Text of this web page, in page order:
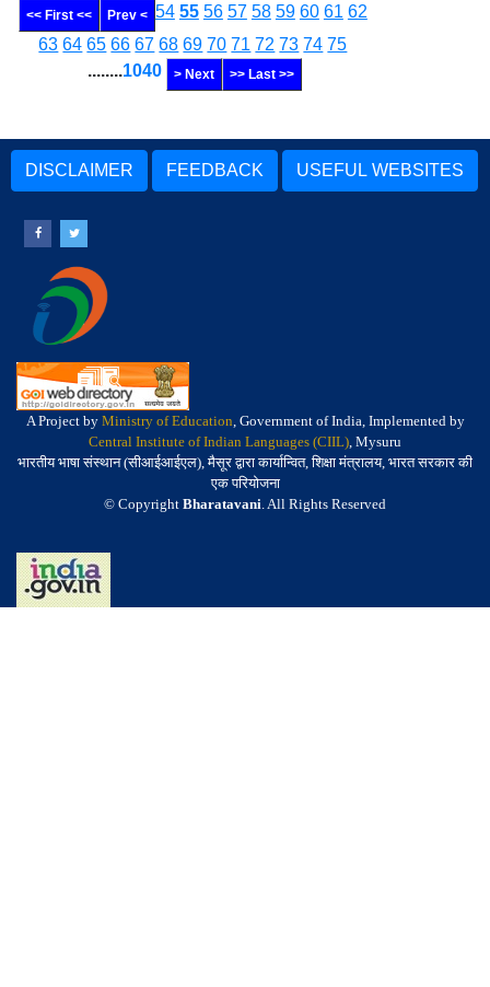
<< First << Prev < 54 55 56 57 58 59 60 61 62
63 64 65 66 67 68 69 70 71 72 73 74 75
........1040 > Next >> Last >>
DISCLAIMER FEEDBACK USEFUL WEBSITES
A Project by Ministry of Education, Government of India, Implemented by
Central Institute of Indian Languages (CIIL), Mysuru
भारतीय भाषा संस्थान (सीआईआईएल), मैसूर द्वारा कार्यान्वित, शिक्षा मंत्रालय, भारत सरकार की
एक परियोजना
© Copyright Bharatavani. All Rights Reserved